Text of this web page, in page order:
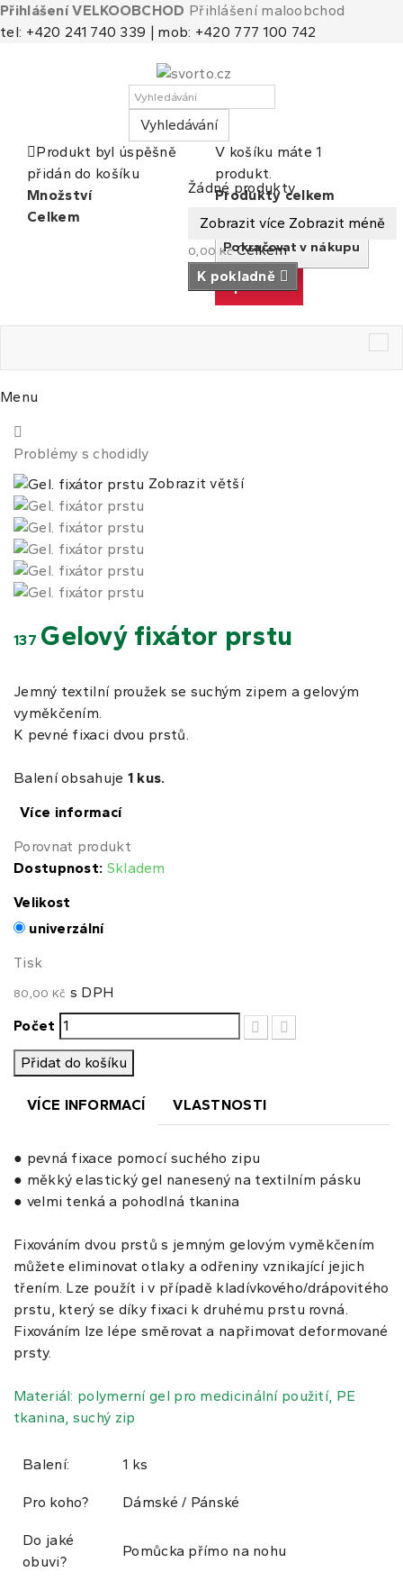
Přihlášení VELKOOBCHOD Přihlášení maloobchod
tel: +420 241 740 339 | mob: +420 777 100 742
Vyhledávání
Košík
(prázdný)
Žádné produkty
Zobrazit více Zobrazit méně
0,00 Kč Celkem
K pokladně
Produkt byl úspěšně
přidán do košíku
Množství
Celkem
V košíku máte 1
produkt.
Produkty celkem
Celkem
Pokračovat v nákupu
K pokladně
Menu
Problémy s chodidly
Zobrazit větší
137 Gelový fixátor prstu
Jemný textilní proužek se suchým zipem a gelovým
vyměkčením.
K pevné fixaci dvou prstů.
Balení obsahuje 1 kus.
Více informací
Porovnat produkt
Dostupnost: Skladem
Velikost
univerzální
Tisk
80,00 Kč s DPH
Počet
Přidat do košíku
VÍCE INFORMACÍ VLASTNOSTI
● pevná fixace pomocí suchého zipu
● měkký elastický gel nanesený na textilním pásku
● velmi tenká a pohodlná tkanina
Fixováním dvou prstů s jemným gelovým vyměkčením
můžete eliminovat otlaky a odřeniny vznikající jejich
třením. Lze použít i v případě kladívkového/drápovitého
prstu, který se díky fixaci k druhému prstu rovná.
Fixováním lze lépe směrovat a napřimovat deformované
prsty.
Materiál: polymerní gel pro medicinální použití, PE
tkanina, suchý zip
Balení: 1 ks
Pro koho? Dámské / Pánské
Do jaké
obuvi?
Pomůcka přímo na nohu